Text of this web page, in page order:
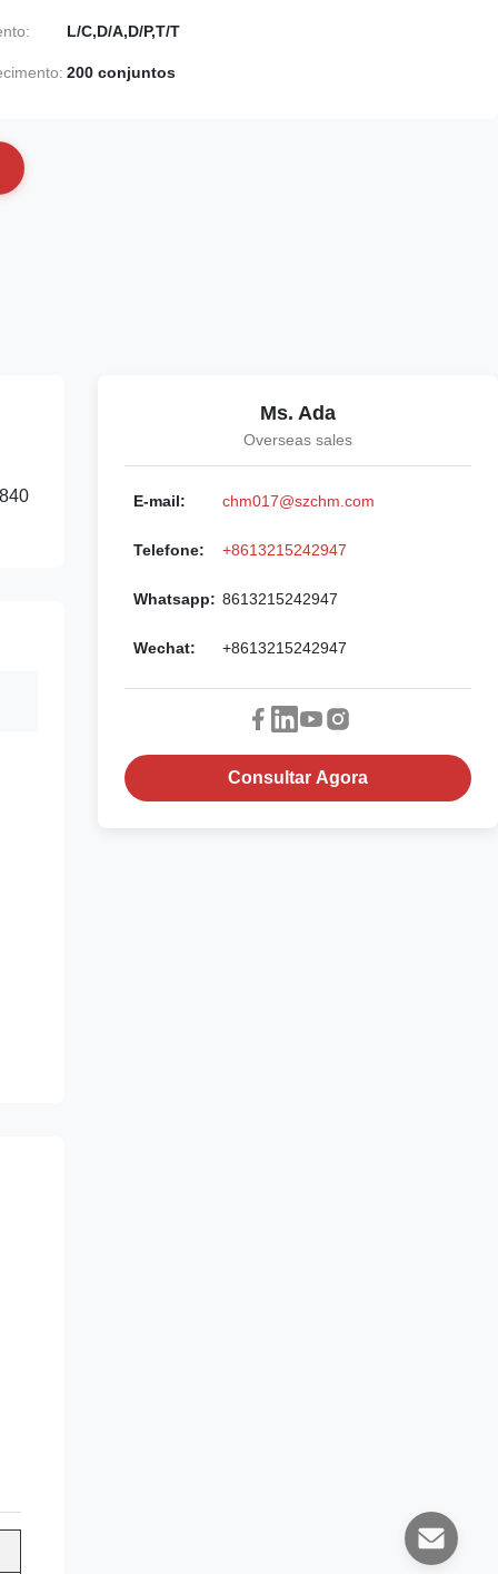
L/C,D/A,D/P,T/T
200 conjuntos
Ms. Ada
Overseas sales
E-mail: chm017@szchm.com
Telefone: +8613215242947
Whatsapp: 8613215242947
Wechat: +8613215242947
Consultar Agora